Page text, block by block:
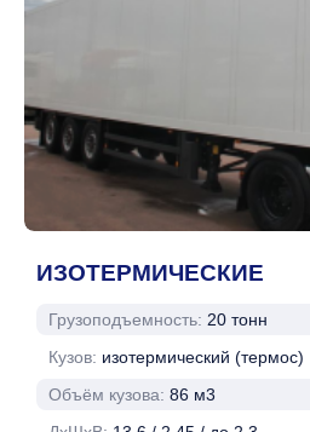
ИЗОТЕРМИЧЕСКИЕ
Грузоподъемность: 20 тонн
Кузов: изотермический (термос)
Объём кузова: 86 м3